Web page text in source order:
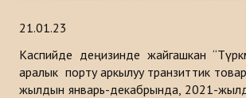
Кыргызстан
21.01.23
Каспийде деңизинде жайгашкан
аралык порту аркылуу транзиттик
жылдын январь-декабрында, 2021-